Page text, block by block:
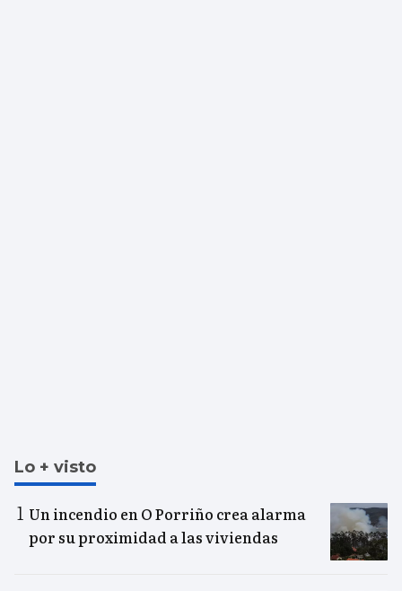
Lo + visto
Un incendio en O Porriño crea alarma
por su proximidad a las viviendas